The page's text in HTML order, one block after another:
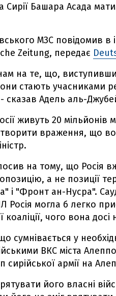
Башара Асада
МЗС повідомив в
Zeitung, передає
на те, що, виступивши
стають учасниками
сказав Адель аль-
живуть 20 мільйонів
враження, що
на тому, що Росія
а не позиції
і "Фронт ан-Нусра".
Росія могла б легко
чого вона досі
сумнівається у
ВКС міста
сирійської армії на
його власні